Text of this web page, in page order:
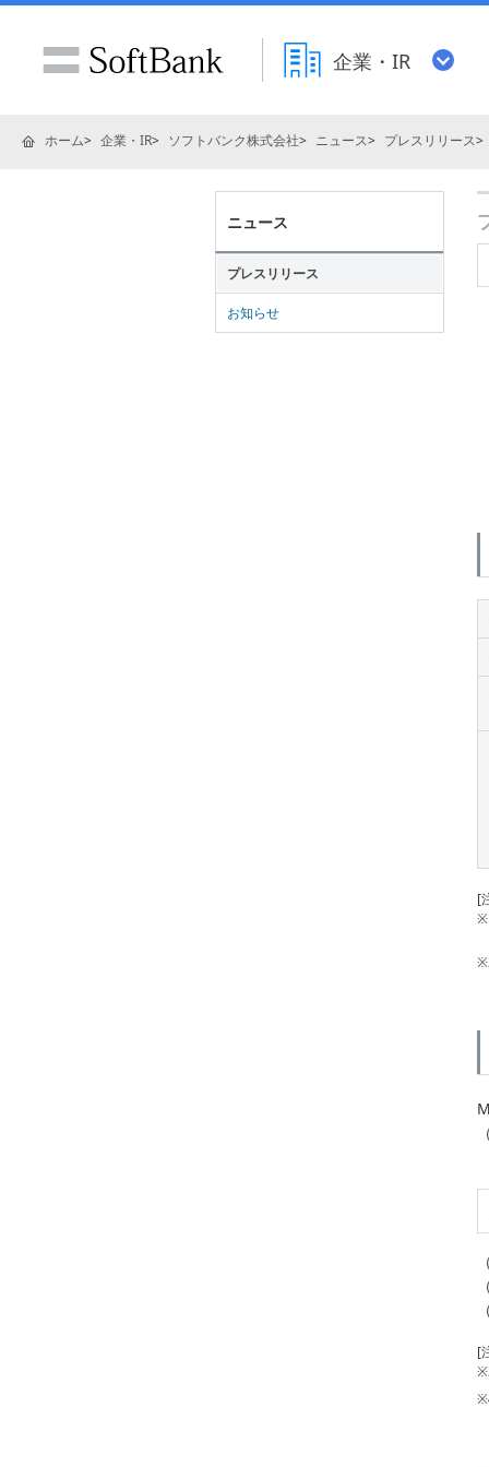
企業・IR
ホーム 企業・IR ソフトバンク株式会社 ニュース プレスリリース
[
[
ニュース
プレスリリース
お知らせ